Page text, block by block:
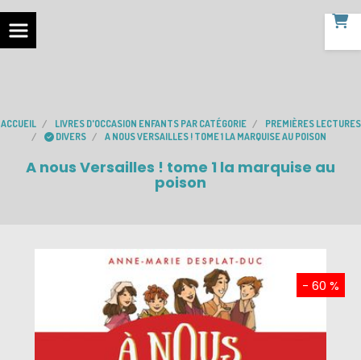
ACCUEIL LIVRES D'OCCASION ENFANTS PAR CATÉGORIE
PREMIÈRES LECTURES
DIVERS
A NOUS VERSAILLES ! TOME 1 LA MARQUISE AU POISON
A nous Versailles ! tome 1 la marquise au
poison
- 60 %